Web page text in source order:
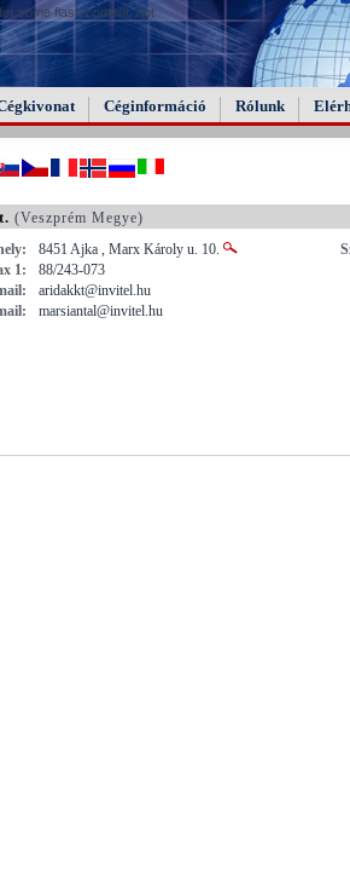
some flash content, not
Céginformáció Rólunk
(Veszprém Megye)
8451 Ajka , Marx Károly u. 10.
1:
88/243-073
aridakkt@invitel.hu
marsiantal@invitel.hu